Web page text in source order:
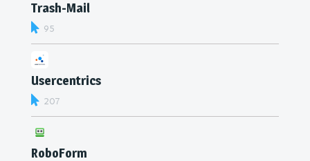
Trash-Mail
95
Usercentrics
207
RoboForm